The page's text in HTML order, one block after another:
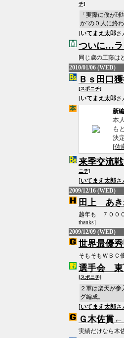
チ]
「実際に僕が
か”の０人に終
[いてまえ太郎さ
ついに…ラ
同じ歳の工藤は
2010/01/06 (WED)
Ｂｓ田口
[スポニチ]
[いてまえ太郎さ
新
本
も
決
[佐
来季交流
ニチ]
[いてまえ太郎さ
2009/12/16 (WED)
田上 あ
越年も ７００
thanks]
2009/12/09 (WED)
世界最優
そもそもＷＢＣ
選手会 東
[スポニチ]
２軍は楽天が
グ編成。
[いてまえ太郎さ
Ｇ木佐貫
実績だけなら木